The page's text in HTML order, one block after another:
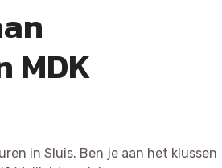
MDK
in Sluis. Ben je aan het klussen